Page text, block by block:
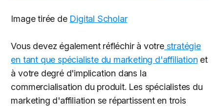
Image tirée de Digital Scholar
Vous devez également réfléchir à votrestratégie
en tant que spécialiste du marketing d'affiliation et
à votre degré d'implication dans la
commercialisation du produit. Les spécialistes du
marketing d'affiliation se répartissent en trois